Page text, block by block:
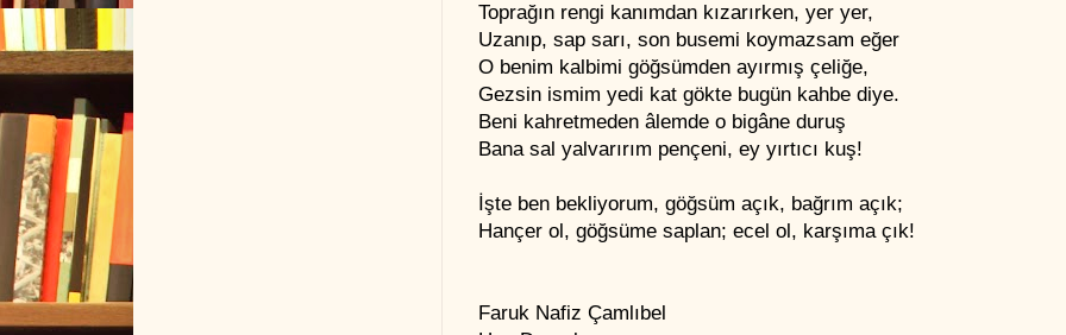
Toprağın rengi kanımdan kızarırken, yer yer,
Uzanıp, sap sarı, son busemi koymazsam eğer
O benim kalbimi göğsümden ayırmış çeliğe,
Gezsin ismim yedi kat gökte bugün kahbe diye.
Beni kahretmeden âlemde o bigâne duruş
Bana sal yalvarırım pençeni, ey yırtıcı kuş!
İşte ben bekliyorum, göğsüm açık, bağrım açık;
Hançer ol, göğsüme saplan; ecel ol, karşıma çık!
Faruk Nafiz Çamlıbel